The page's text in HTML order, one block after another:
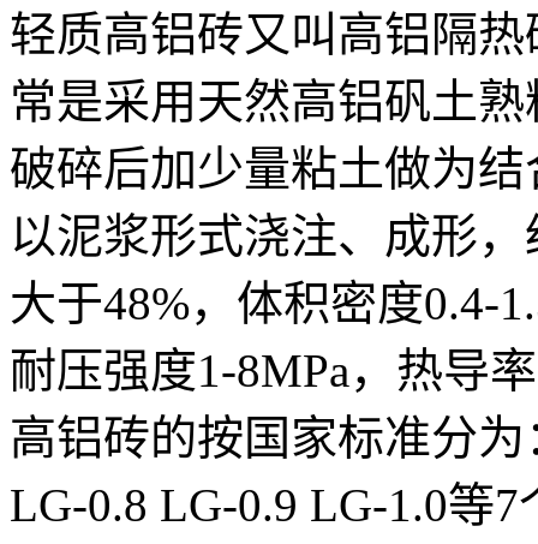
轻质高铝砖又叫高铝隔
常是采用天然高铝矾土
破碎后加少量粘土做为
以泥浆形式浇注、成形
大于48%，体积密度0.4-
耐压强度1-8MPa，热导
高铝砖的按国家标准分为
LG-0.8 LG-0.9 LG-1.0等